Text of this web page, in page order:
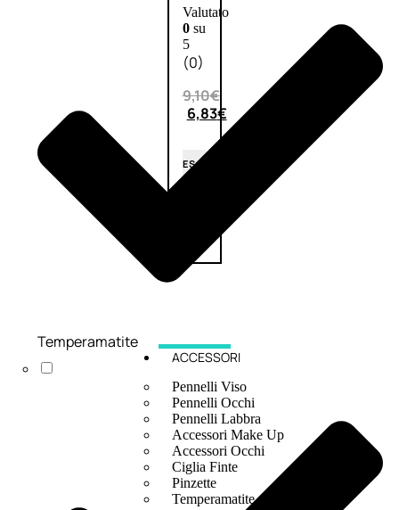
Valutato
0su
5
(0)
9,10€
6,83€
ESAURITO
ACCESSORI
Pennelli Viso
Pennelli Occhi
Pennelli Labbra
Accessori Make Up
Accessori Occhi
Ciglia Finte
Pinzette
Temperamatite
Temperamatite